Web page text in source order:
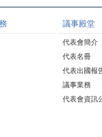
議事殿堂
代表會簡介
代表名冊
代表出國報
議事業務
代表會資訊